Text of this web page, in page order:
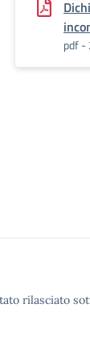
pdf -
rilasciato